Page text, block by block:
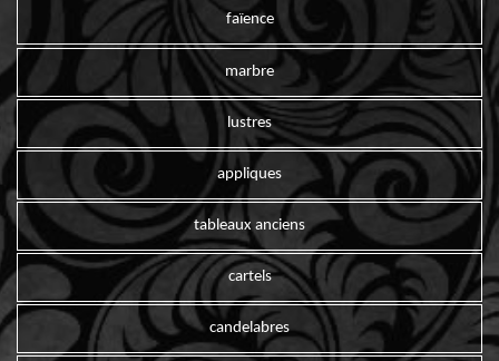
faïence
marbre
lustres
appliques
tableaux anciens
cartels
candelabres